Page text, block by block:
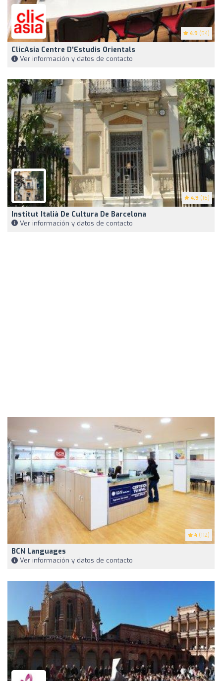
4.9 (54)
ClicAsia Centre D'Estudis Orientals
Ver información y datos de contacto
4.9 (16)
Institut Italià De Cultura De Barcelona
Ver información y datos de contacto
4 (112)
BCN Languages
Ver información y datos de contacto